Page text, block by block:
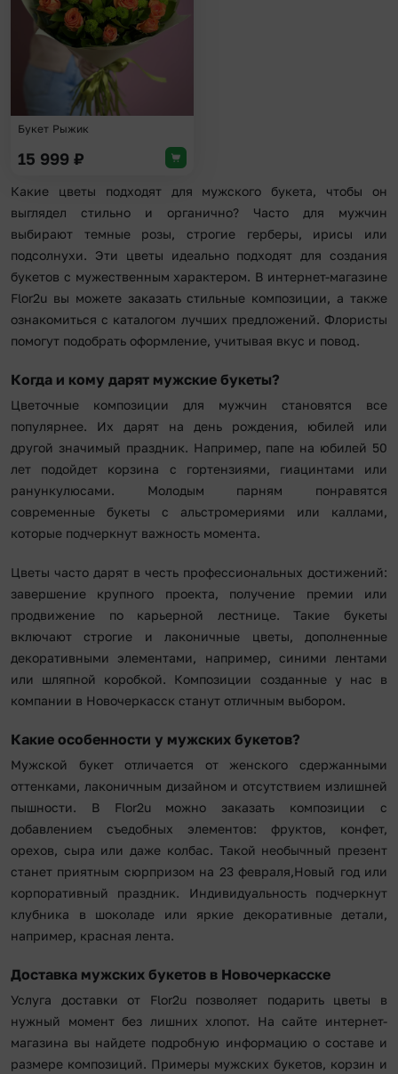
Букет Рыжик
15 999 ₽
Какие цветы подходят для мужского букета, чтобы он
выглядел стильно и органично? Часто для мужчин
выбирают темные розы, строгие герберы, ирисы или
подсолнухи. Эти цветы идеально подходят для создания
букетов с мужественным характером. В интернет-магазине
Flor2u вы можете заказать стильные композиции, а также
ознакомиться с каталогом лучших предложений. Флористы
помогут подобрать оформление, учитывая вкус и повод.
Когда и кому дарят мужские букеты?
Цветочные композиции для мужчин становятся все
популярнее. Их дарят на день рождения, юбилей или
другой значимый праздник. Например, папе на юбилей 50
лет подойдет корзина с гортензиями, гиацинтами или
ранункулюсами. Молодым парням понравятся
современные букеты с альстромериями или каллами,
которые подчеркнут важность момента.
Цветы часто дарят в честь профессиональных достижений:
завершение крупного проекта, получение премии или
продвижение по карьерной лестнице. Такие букеты
включают строгие и лаконичные цветы, дополненные
декоративными элементами, например, синими лентами
или шляпной коробкой. Композиции созданные у нас в
компании в Новочеркасск станут отличным выбором.
Какие особенности у мужских букетов?
Мужской букет отличается от женского сдержанными
оттенками, лаконичным дизайном и отсутствием излишней
пышности. В Flor2u можно заказать композиции с
добавлением съедобных элементов: фруктов, конфет,
орехов, сыра или даже колбас. Такой необычный презент
станет приятным сюрпризом на 23 февраля,Новый год или
корпоративный праздник. Индивидуальность подчеркнут
клубника в шоколаде или яркие декоративные детали,
например, красная лента.
Доставка мужских букетов в Новочеркасске
Услуга доставки от Flor2u позволяет подарить цветы в
нужный момент без лишних хлопот. На сайте интернет-
магазина вы найдете подробную информацию о составе и
размере композиций. Примеры мужских букетов, корзин и